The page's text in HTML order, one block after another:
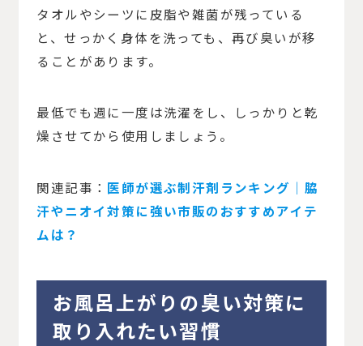
タオルやシーツに皮脂や雑菌が残っている
と、せっかく身体を洗っても、再び臭いが移
ることがあります。
最低でも週に一度は洗濯をし、しっかりと乾
燥させてから使用しましょう。
関連記事： 医師が選ぶ制汗剤ランキング｜脇
汗やニオイ対策に強い市販のおすすめアイテ
ムは？
お風呂上がりの臭い対策に
取り入れたい習慣